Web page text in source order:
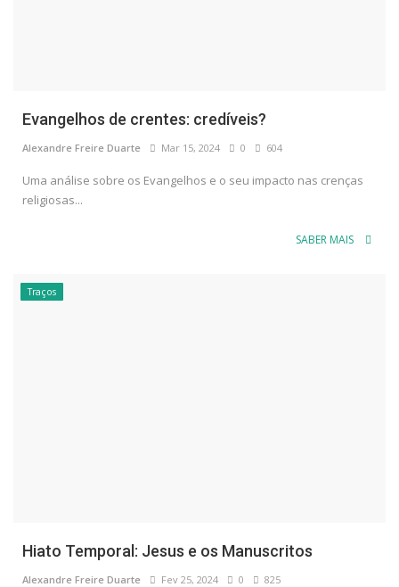
Evangelhos de crentes: credíveis?
Alexandre Freire Duarte Mar 15, 2024 0 604
Uma análise sobre os Evangelhos e o seu impacto nas crenças
religiosas...
SABER MAIS
Traços
Hiato Temporal: Jesus e os Manuscritos
Alexandre Freire Duarte Fev 25, 2024 0 825